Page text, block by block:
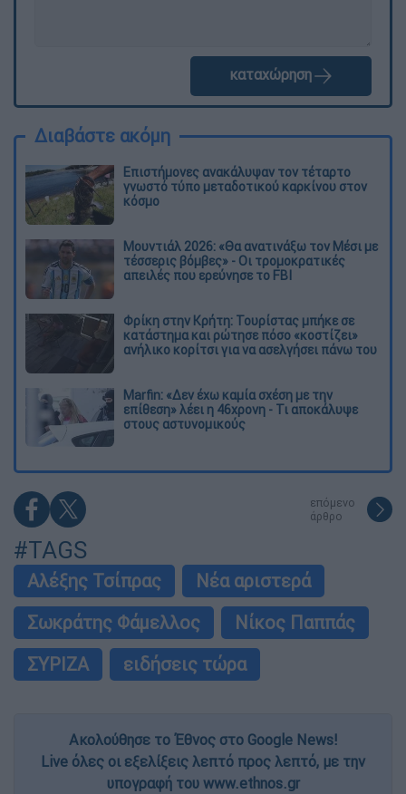
καταχώρηση
Διαβάστε ακόμη
Επιστήμονες ανακάλυψαν τον τέταρτο
γνωστό τύπο μεταδοτικού καρκίνου στον
κόσμο
Μουντιάλ 2026: «Θα ανατινάξω τον Μέσι με
τέσσερις βόμβες» - Οι τρομοκρατικές
απειλές που ερεύνησε το FBI
Φρίκη στην Κρήτη: Τουρίστας μπήκε σε
κατάστημα και ρώτησε πόσο «κοστίζει»
ανήλικο κορίτσι για να ασελγήσει πάνω του
Marfin: «Δεν έχω καμία σχέση με την
επίθεση» λέει η 46χρονη - Τι αποκάλυψε
στους αστυνομικούς
επόμενο
άρθρο
#TAGS
Αλέξης Τσίπρας
Νέα αριστερά
Σωκράτης Φάμελλος
Νίκος Παππάς
ΣΥΡΙΖΑ
ειδήσεις τώρα
Ακολούθησε το Έθνος στο Google News!
Live όλες οι εξελίξεις λεπτό προς λεπτό, με την
υπογραφή του www.ethnos.gr